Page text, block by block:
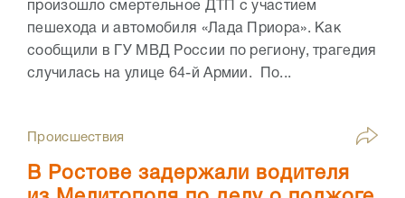
произошло смертельное ДТП с участием
пешехода и автомобиля «Лада Приора». Как
сообщили в ГУ МВД России по региону, трагедия
случилась на улице 64-й Армии. По...
Происшествия
В Ростове задержали водителя